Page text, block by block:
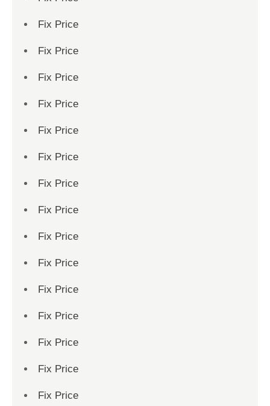
Fix Price
Fix Price
Fix Price
Fix Price
Fix Price
Fix Price
Fix Price
Fix Price
Fix Price
Fix Price
Fix Price
Fix Price
Fix Price
Fix Price
Fix Price